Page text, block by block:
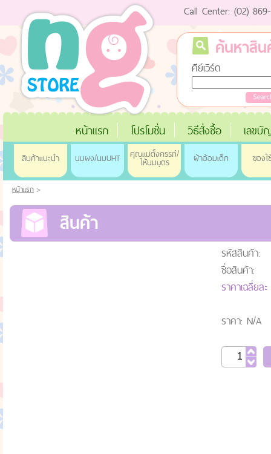
Call Center: (02)
ค้นหาสิน
คีย์เวิร์ด
หน้าแรก โปรโมชั่น วิธีสั่งซื้อ เลขบั
สินค้าแนะนำ นมผง/นมUHT คุณแม่ตั้งครรภ์/
ให้นมบุตร ผ้าอ้อมเด็ก ของใ
หน้าแรก >
สินค้า
รหัสสินค้า:
ชื่อสินค้า:
ราคาเฉลี่ยล
ราคา: N/A